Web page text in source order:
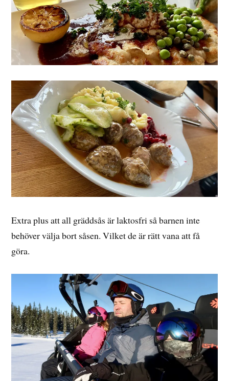
Extra plus att all gräddsås är laktosfri så barnen inte
behöver välja bort såsen. Vilket de är rätt vana att få
göra.